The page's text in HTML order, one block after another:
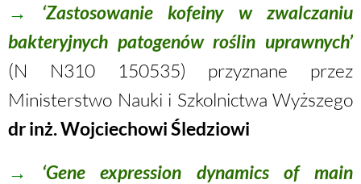
→
‘Zastosowanie kofeiny w zwalczaniu
bakteryjnych patogenów roślin uprawnych’
(N N310 150535) przyznane przez
Ministerstwo Nauki i Szkolnictwa Wyższego
dr inż. Wojciechowi Śledziowi
→
‘Gene expression dynamics of main